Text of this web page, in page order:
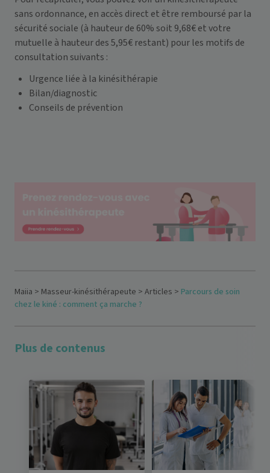
sans ordonnance, en accès direct et être remboursé par la
sécurité sociale (à hauteur de 60% soit 9,68€ et votre
mutuelle à hauteur des 5,95€ restant) pour les motifs de
consultation suivants :
Urgence liée à la kinésithérapie
Bilan/diagnostic
Conseils de prévention
Maiia > Masseur-kinésithérapeute > Articles > Parcours de soin
chez le kiné : comment ça marche ?
Plus de contenus